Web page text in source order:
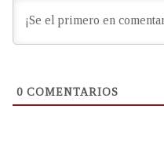
0 COMENTARIOS